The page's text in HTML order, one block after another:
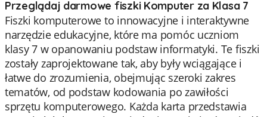
Przeglądaj darmowe fiszki Komputer za Klasa 7
Fiszki komputerowe to innowacyjne i interaktywne
narzędzie edukacyjne, które ma pomóc uczniom
klasy 7 w opanowaniu podstaw informatyki. Te fiszki
zostały zaprojektowane tak, aby były wciągające i
łatwe do zrozumienia, obejmując szeroki zakres
tematów, od podstaw kodowania po zawiłości
sprzętu komputerowego. Każda karta przedstawia